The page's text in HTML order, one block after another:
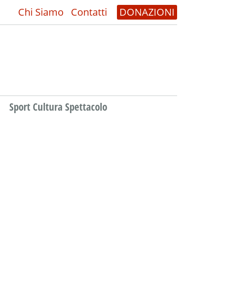
Chi Siamo Contatti DONAZIONI
Sport Cultura Spettacolo